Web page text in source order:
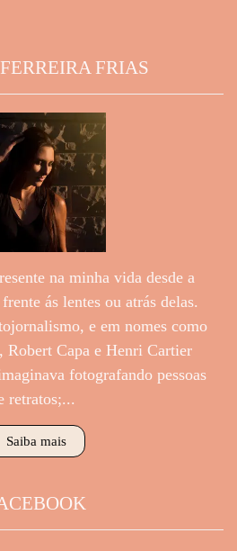
FRIAS
na minha vida desde a
ás lentes ou atrás delas.
e em nomes como
Robert Capa e Henri Cartier
fotografando pessoas
retratos;...
Saiba mais